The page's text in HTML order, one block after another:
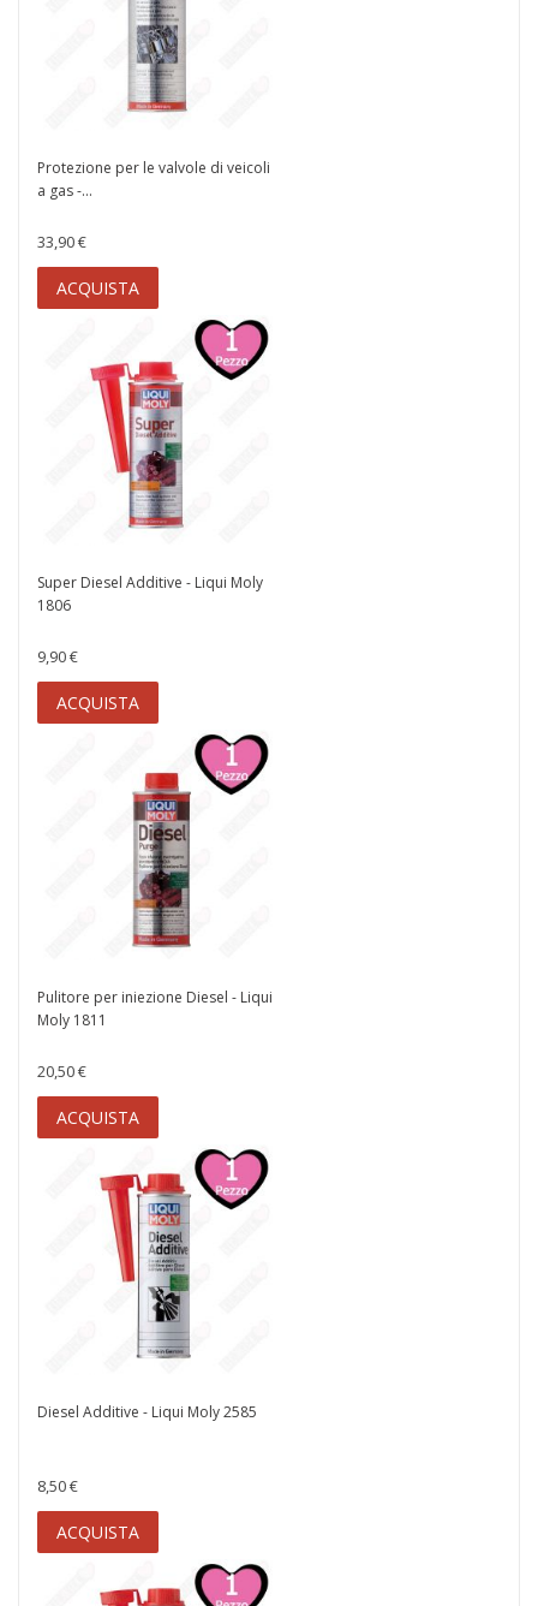
Protezione per le valvole di veicoli
a gas -...
33,90 €
ACQUISTA
Super Diesel Additive - Liqui Moly
1806
9,90 €
ACQUISTA
Pulitore per iniezione Diesel - Liqui
Moly 1811
20,50 €
ACQUISTA
Diesel Additive - Liqui Moly 2585
8,50 €
ACQUISTA